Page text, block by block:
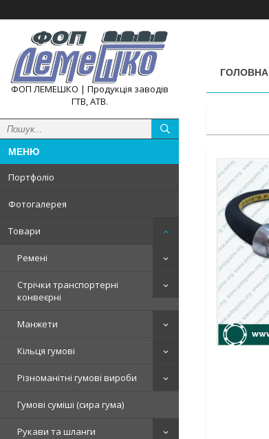
ФОП ЛЕМЕШКО | Продукція заводів
ГТВ, АТВ.
Портфоліо
Фотогалерея
Товари
Ремені
Стрічки транспортерні
конвеєрні
Манжети
Кільця гумові
Різноманітні гумові вироби
Гумові суміші (сира гума)
Рукави та шланги
ГОЛОВНА